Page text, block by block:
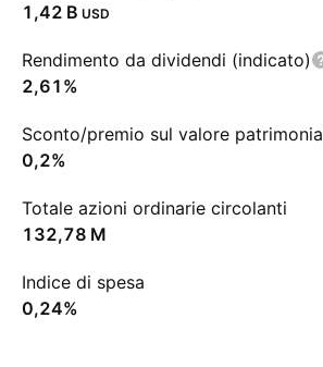
‪1,42 B‬ USD
Rendimento da dividendi (indicato)
2,61%
Sconto/premio sul valore
0,2%
Totale azioni ordinarie circolanti
‪132,78 M‬
Indice di spesa
0,24%